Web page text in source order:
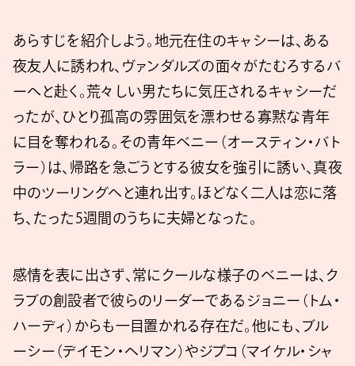
あらすじを紹介しよう。地元在住のキャシーは、ある
夜友人に誘われ、ヴァンダルズの面々がたむろするバ
ーへと赴く。荒々しい男たちに気圧されるキャシーだ
ったが、ひとり孤高の雰囲気を漂わせる寡黙な青年
に目を奪われる。その青年ベニー（オースティン・バト
ラー）は、帰路を急ごうとする彼女を強引に誘い、真夜
中のツーリングへと連れ出す。ほどなく二人は恋に落
ち、たった5週間のうちに夫婦となった。
感情を表に出さず、常にクールな様子のベニーは、ク
ラブの創設者で彼らのリーダーであるジョニー（トム・
ハーディ）からも一目置かれる存在だ。他にも、ブル
ーシー（デイモン・ヘリマン）やジプコ（マイケル・シャ